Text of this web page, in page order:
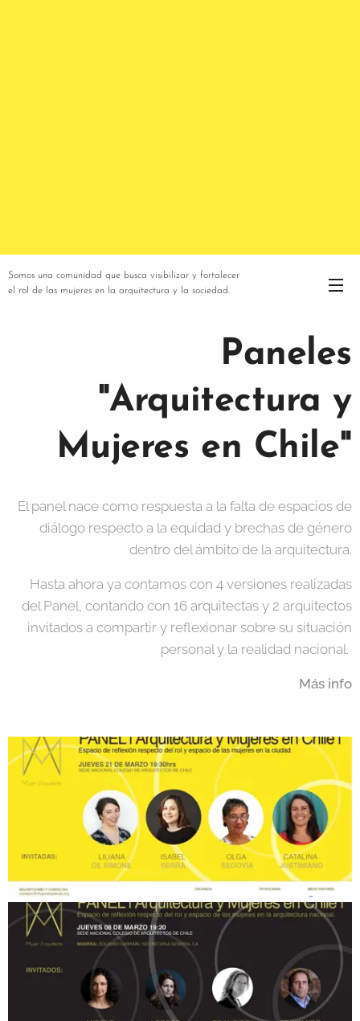
Somos una comunidad que busca visibilizar y fortalecer
el rol de las mujeres en la arquitectura y la sociedad.
Paneles
"Arquitectura y
Mujeres en Chile"
El panel nace como respuesta a la falta de espacios de
diálogo respecto a la equidad y brechas de género
dentro del ámbito de la arquitectura.
Hasta ahora ya contamos con 4 versiones realizadas
del Panel, contando con 16 arquitectas y 2 arquitectos
invitados a compartir y reflexionar sobre su situación
personal y la realidad nacional.
Más info